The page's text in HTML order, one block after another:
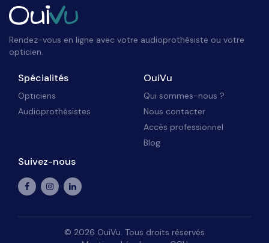
Rendez-vous en ligne avec votre audioprothésiste ou votre
opticien.
Spécialités
Opticiens
Audioprothésistes
OuiVu
Qui sommes-nous ?
Nous contacter
Accès professionnel
Blog
Suivez-nous
© 2026 OuiVu. Tous droits réservés